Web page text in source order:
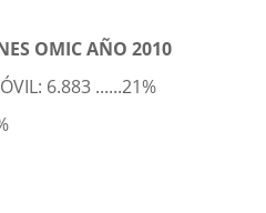
OMIC AÑO 2010
6.883 ......21%